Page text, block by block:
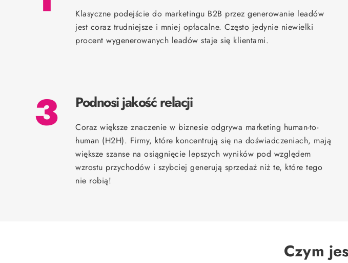
Klasyczne podejście do marketingu B2B przez generowanie leadów
jest coraz trudniejsze i mniej opłacalne. Często jedynie niewielki
procent wygenerowanych leadów staje się klientami.
3 Podnosi jakość relacji
Coraz większe znaczenie w biznesie odgrywa marketing human-to-
human (H2H). Firmy, które koncentrują się na doświadczeniach, mają
większe szanse na osiągnięcie lepszych wyników pod względem
wzrostu przychodów i szybciej generują sprzedaż niż te, które tego
nie robią!
Czym